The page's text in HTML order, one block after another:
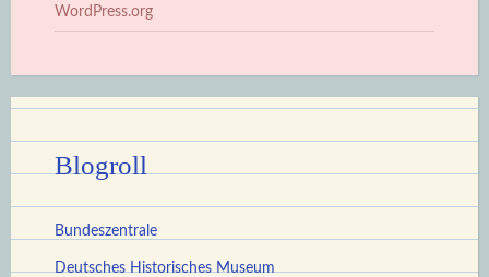
WordPress.org
Blogroll
Bundeszentrale
Deutsches Historisches Museum